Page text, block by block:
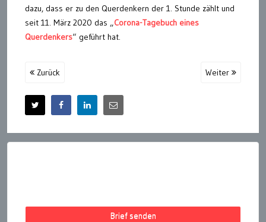
dazu, dass er zu den Querdenkern der 1. Stunde zählt und
seit 11. März 2020 das „Corona-Tagebuch eines
Querdenkers“ geführt hat.
Zurück Weiter
Brief senden